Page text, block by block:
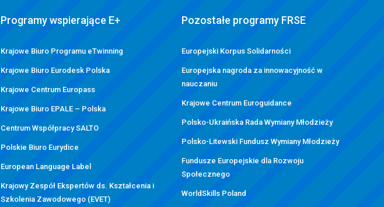
Programy wspierające E+
Krajowe Biuro Programu eTwinning
Krajowe Biuro Eurodesk Polska
Krajowe Centrum Europass
Krajowe Biuro EPALE – Polska
Centrum Współpracy SALTO
Polskie Biuro Eurydice
European Language Label
Krajowy Zespół Ekspertów ds. Kształcenia i
Szkolenia Zawodowego (EVET)
Pozostałe programy FRSE
Europejski Korpus Solidarności
Europejska nagroda za innowacyjność w
nauczaniu
Krajowe Centrum Euroguidance
Polsko-Ukraińska Rada Wymiany Młodzieży
Polsko-Litewski Fundusz Wymiany Młodzieży
Fundusze Europejskie dla Rozwoju
Społecznego
WorldSkills Poland